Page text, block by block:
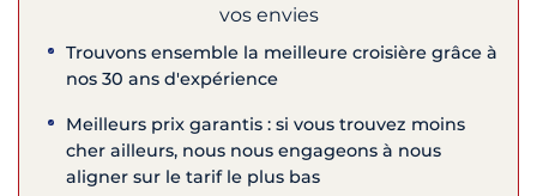
vos envies
Trouvons ensemble la meilleure croisière grâce à
nos 30 ans d'expérience
Meilleurs prix garantis : si vous trouvez moins
cher ailleurs, nous nous engageons à nous
aligner sur le tarif le plus bas